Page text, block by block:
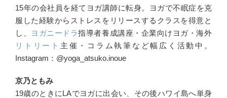
15年の会社員を経てヨガ講師に転身。ヨガで不眠症を克
服した経験からストレスをリリースするクラスを得意と
し、
ヨガニードラ指導者養成講座・企業向けヨガ・海外
リトリート 主催・コラム執筆など幅広く活動中。
Instagram：@yoga_atsuko.inoue
京乃ともみ
19歳のときにLAでヨガに出会い、その後ハワイ島へ単身